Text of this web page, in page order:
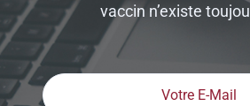
vaccin n’existe